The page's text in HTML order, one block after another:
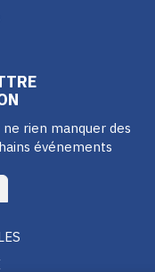
rien manquer des
événements